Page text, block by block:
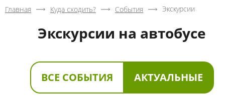
Главная Куда сходить? События Экскурсии
Экскурсии на автобусе
ВСЕ СОБЫТИЯ АКТУАЛЬНЫЕ